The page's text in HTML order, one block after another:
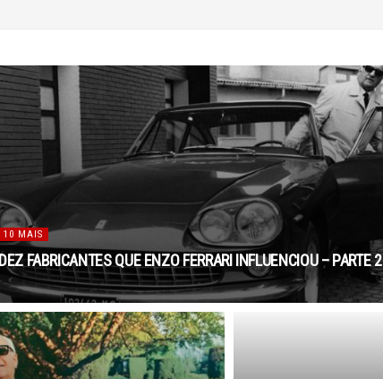
10 MAIS
DEZ FABRICANTES QUE ENZO FERRARI INFLUENCIOU – PARTE 2